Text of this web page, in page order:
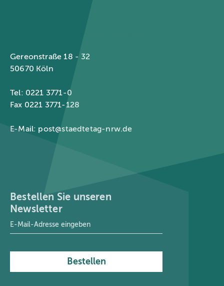
Gereonstraße 18 - 32
50670 Köln
Tel: 0221 3771-0
Fax 0221 3771-128
E-Mail: post@staedtetag-nrw.de
Bestellen Sie unseren
Newsletter
E-Mail-Adresse
Bestellen